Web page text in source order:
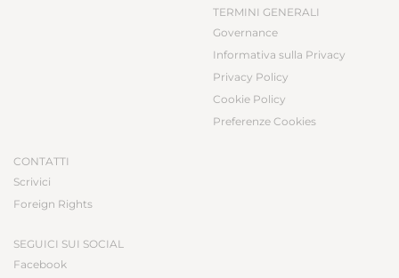
TERMINI GENERALI
Governance
Informativa sulla Privacy
Privacy Policy
Cookie Policy
Preferenze Cookies
CONTATTI
Scrivici
Foreign Rights
SEGUICI SUI SOCIAL
Facebook